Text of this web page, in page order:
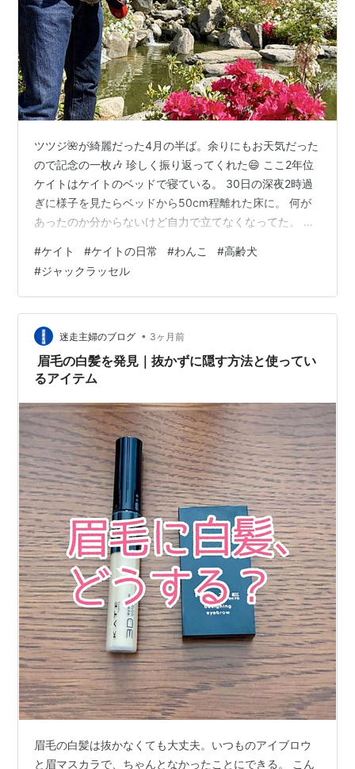
ツツジ🌺が綺麗だった4月の半ば。余りにもお天気だった
ので記念の一枚🎶 珍しく振り返ってくれた😄 ここ2年位
ケイトはケイトのベッドで寝ている。 30日の深夜2時過
ぎに様子を見たらベッドから50cm程離れた床に。 何が
あったのか分からないけど自力で立てなくなってた。 夜
か。 前日の29日まで散歩もし、ご飯の時間になったら起
きて来て ヨダレを垂らしながらリビングを歩き回って催
促し ご飯をバクバク食べてたのに！ 高齢で持病もあり
MRIなどで詳しく検査出来ないので血液検査のみ。 3日は
自分で立ち上がって2〜3m程ウロウロしたし 昨日まで食
欲もあったので回復…
#ケイト #ケイトの日常 #わんこ #高齢犬
#ジャックラッセル
迷走主婦のブログ • 3ヶ月前
眉毛の白髪を発見｜抜かずに隠す方法と使ってい
るアイテム
眉毛の白髪は抜かなくても大丈夫。いつものアイブロウ
と眉マスカラで、ちゃんとなかったことにできる。 こん